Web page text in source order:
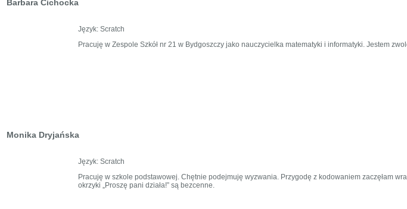
Barbara Cichocka
Język: Scratch
Pracuję w Zespole Szkół nr 21 w Bydgoszczy jako nauczycielka matematyki i informatyki. Jestem
Monika Dryjańska
Język: Scratch
Pracuję w szkole podstawowej. Chętnie podejmuję wyzwania. Przygodę z kodowaniem zaczęłam
okrzyki „Proszę pani działa!” są bezcenne.